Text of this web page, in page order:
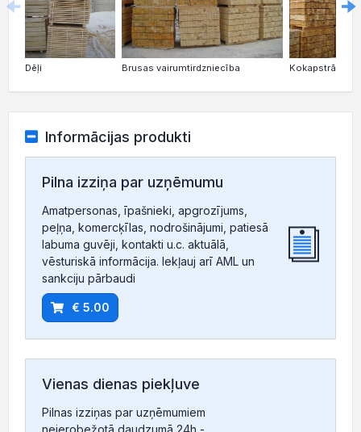
Dēļi Brusas vairumtirdzniecība Kokapstrāde
Informācijas produkti
Pilna izziņa par uzņēmumu
Amatpersonas, īpašnieki, apgrozījums,
peļņa, komercķīlas, nodrošinājumi, patiesā
labuma guvēji, kontakti u.c. aktuālā,
vēsturiskā informācija. Iekļauj arī AML un
sankciju pārbaudi
€ 5.00
Vienas dienas piekļuve
Pilnas izziņas par uzņēmumiem
neierobežotā daudzumā 24h -